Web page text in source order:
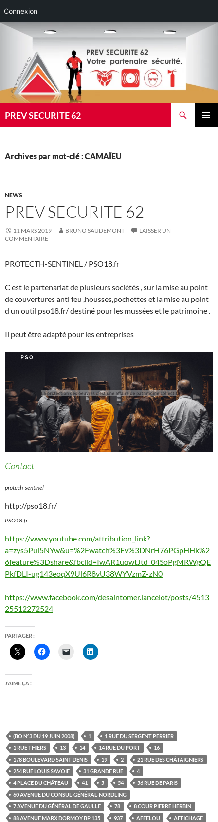
Connexion
Aller
PREV SECURITE 62
Archives par mot-clé : CAMAÏEU
NEWS
PREV SECURITE 62
11 MARS 2019 BRUNO SAUDEMONT
LAISSER UN
COMMENTAIRE
PROTECTH-SENTINEL / PSO18.fr
C est le partenariat de plusieurs sociétés , sur la mise au point
de couvertures anti feu ,housses,pochettes et la mise au point
d un outil pso18.fr/ destiné pour les mussées et le patrimoine .
Il peut être adapté pour les entreprises
Contact
protech-sentinel
http://pso18.fr/
PSO18.fr
https://www.youtube.com/attribution_link?
a=zys5Pui5NYw&u=%2Fwatch%3Fv%3DNrH76PGpHHk%2
6feature%3Dshare&fbclid=IwAR1uqwtJtd_04SoPgMRWgQE
PkfDLI-ug143eoqX9Ul6R8vU38WYVzmZ-zN0
https://www.facebook.com/desaintomer.lancelot/posts/4513
25512272524
PARTAGER :
J’AIME ÇA :
(BO N°3 DU 19 JUIN 2008) 1
1 RUE DU SERGENT PERRIER
1 RUE THIERS
13 14 14 RUE DU PORT
16
178 BOULEVARD SAINT DENIS
19 2
21 RUE DES CHÂTAIGNIERS
254 RUE LOUIS SAVOIE
31 GRANDE RUE
4
4 PLACE DU CHÂTEAU
41 5 54
56 RUE DE PARIS
60 AVENUE DU CONSUL-GÉNÉRAL-NORDLING
7 AVENUE DU GÉNÉRAL DE GAULLE
78
8 COUR PIERRE HERBIN
88 AVENUE MARX DORMOY BP 135
937 AFFELOU
AFFICHAGE